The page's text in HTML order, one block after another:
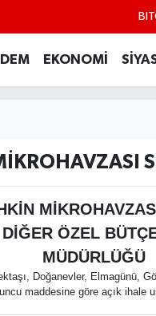
EKONOMİ
ÖZEL
MÜDÜRLÜĞÜ
Doğanevler, Elmagünü,
maddesine göre açık